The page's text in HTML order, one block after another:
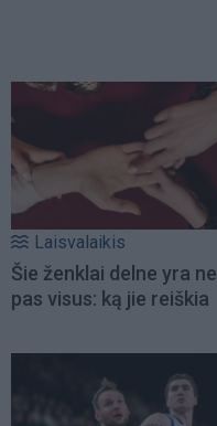
Laisvalaikis
Šie ženklai delne yra ne
pas visus: ką jie reiškia